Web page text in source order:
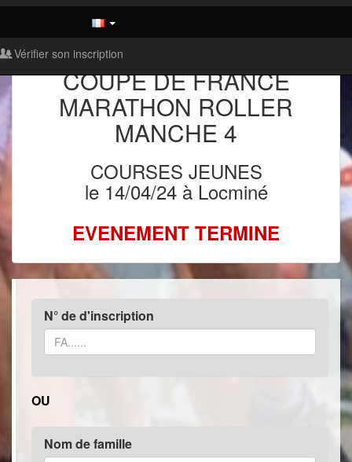
Vérifier son inscription
COUPE DE FRANCE
MARATHON ROLLER
MANCHE 4
COURSES JEUNES
le 14/04/24 à Locminé
EVENEMENT TERMINE
N° de d'inscription
OU
Nom de famille